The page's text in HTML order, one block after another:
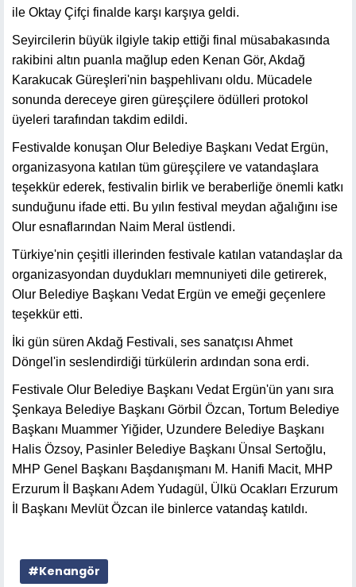
ile Oktay Çifçi finalde karşı karşıya geldi.
Seyircilerin büyük ilgiyle takip ettiği final müsabakasında
rakibini altın puanla mağlup eden Kenan Gör, Akdağ
Karakucak Güreşleri'nin başpehlivanı oldu. Mücadele
sonunda dereceye giren güreşçilere ödülleri protokol
üyeleri tarafından takdim edildi.
Festivalde konuşan Olur Belediye Başkanı Vedat Ergün,
organizasyona katılan tüm güreşçilere ve vatandaşlara
teşekkür ederek, festivalin birlik ve beraberliğe önemli katkı
sunduğunu ifade etti. Bu yılın festival meydan ağalığını ise
Olur esnaflarından Naim Meral üstlendi.
Türkiye'nin çeşitli illerinden festivale katılan vatandaşlar da
organizasyondan duydukları memnuniyeti dile getirerek,
Olur Belediye Başkanı Vedat Ergün ve emeği geçenlere
teşekkür etti.
İki gün süren Akdağ Festivali, ses sanatçısı Ahmet
Döngel'in seslendirdiği türkülerin ardından sona erdi.
Festivale Olur Belediye Başkanı Vedat Ergün'ün yanı sıra
Şenkaya Belediye Başkanı Görbil Özcan, Tortum Belediye
Başkanı Muammer Yiğider, Uzundere Belediye Başkanı
Halis Özsoy, Pasinler Belediye Başkanı Ünsal Sertoğlu,
MHP Genel Başkanı Başdanışmanı M. Hanifi Macit, MHP
Erzurum İl Başkanı Adem Yudagül, Ülkü Ocakları Erzurum
İl Başkanı Mevlüt Özcan ile binlerce vatandaş katıldı.
#Kenangör